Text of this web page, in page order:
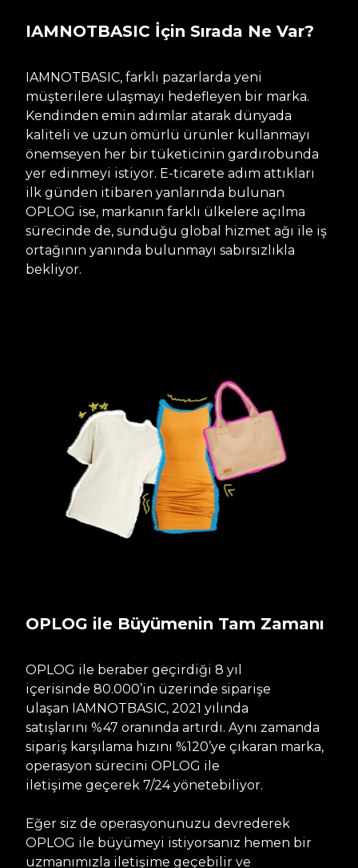
IAMNOTBASIC İçin Sırada Ne Var?
IAMNOTBASIC, farklı pazarlarda yeni
müşterilere ulaşmayı hedefleyen bir marka.
Kendinden emin adımlar atarak dünyada
kaliteli ve uzun ömürlü ürünler kullanmayı
önemseyen her bir tüketicinin gardırobunda
yer edinmeyi istiyor. E-ticarete adım attıkları
ilk günden itibaren yanlarında bulunan
OPLOG ise, markanın farklı ülkelere açılma
sürecinde de, sunduğu global hizmet ağı ile iş
ortağının yanında bulunmayı sabırsızlıkla
bekliyor.
OPLOG ile Büyümenin Tam Zamanı
OPLOG ile beraber geçirdiği 8 yıl
içerisinde 80.000’in üzerinde siparişe
ulaşan IAMNOTBASIC, 2021 yılında
satışlarını %47 oranında artırdı. Aynı zamanda
sipariş karşılama hızını %120’ye çıkaran marka,
operasyon sürecini OPLOG ile
iletişime geçerek 7/24 yönetebiliyor.
Eğer siz de operasyonunuzu devrederek
OPLOG ile büyümeyi istiyorsanız hemen bir
uzmanımızla iletişime geçebilir ve